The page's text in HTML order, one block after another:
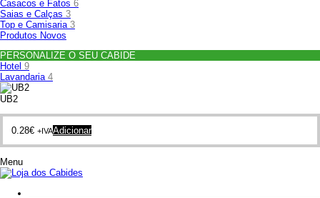
Casacos e Fatos 6
Saias e Calças 3
Top e Camisaria 3
Produtos Novos
PERSONALIZE O SEU CABIDE
Hotel 9
Lavandaria 4
UB2
0.28€ +IVAAdicionar
Menu